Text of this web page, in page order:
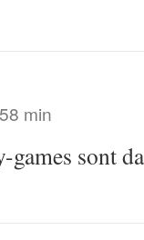
min
games sont